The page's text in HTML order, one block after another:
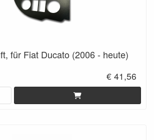
für Fiat Ducato (2006 - heute)
€ 41,56